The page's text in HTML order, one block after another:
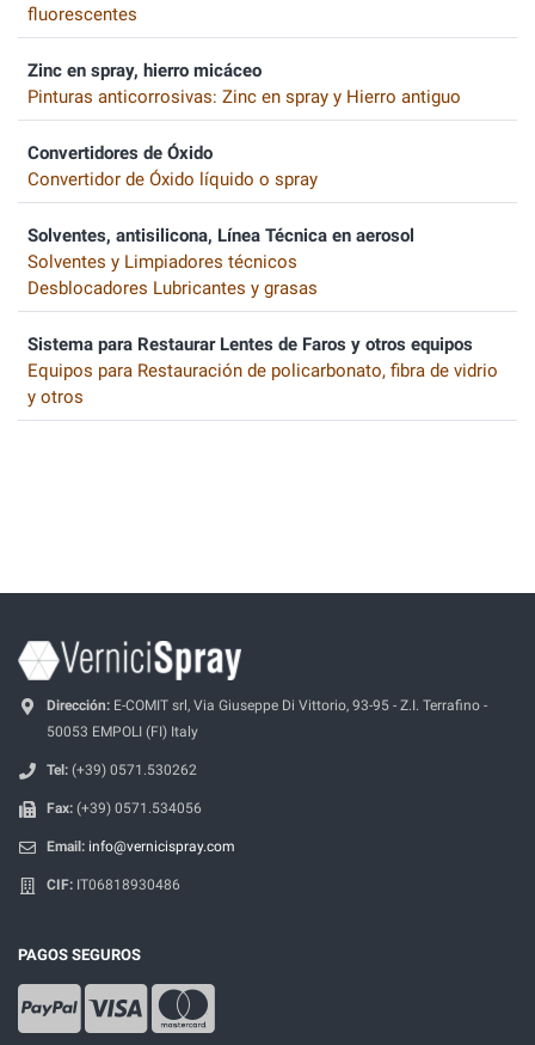
fluorescentes
Zinc en spray, hierro micáceo
Pinturas anticorrosivas: Zinc en spray y Hierro antiguo
Convertidores de Óxido
Convertidor de Óxido líquido o spray
Solventes, antisilicona, Línea Técnica en aerosol
Solventes y Limpiadores técnicos
Desblocadores Lubricantes y grasas
Sistema para Restaurar Lentes de Faros y otros equipos
Equipos para Restauración de policarbonato, fibra de vidrio
y otros
Dirección: E-COMIT srl, Via Giuseppe Di Vittorio, 93-95 - Z.I. Terrafino -
50053 EMPOLI (FI) Italy
Tel: (+39) 0571.530262
Fax: (+39) 0571.534056
Email: info@vernicispray.com
CIF: IT06818930486
PAGOS SEGUROS